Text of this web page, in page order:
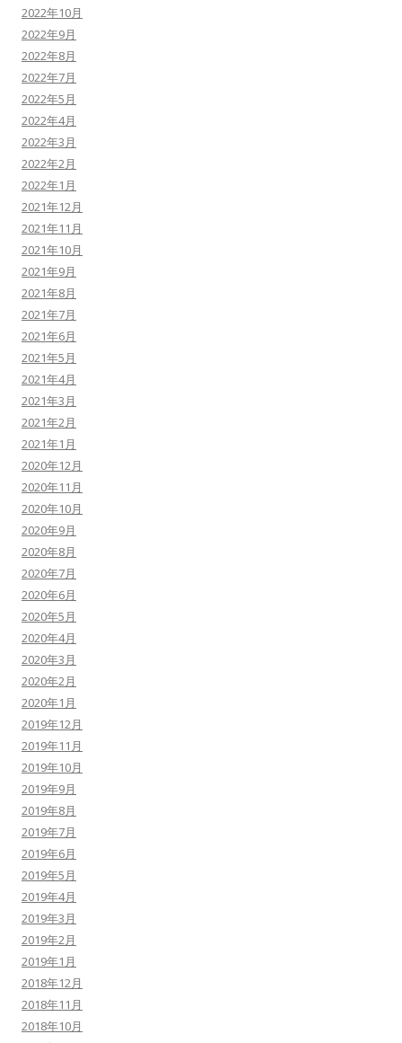
2022年10月
2022年9月
2022年8月
2022年7月
2022年5月
2022年4月
2022年3月
2022年2月
2022年1月
2021年12月
2021年11月
2021年10月
2021年9月
2021年8月
2021年7月
2021年6月
2021年5月
2021年4月
2021年3月
2021年2月
2021年1月
2020年12月
2020年11月
2020年10月
2020年9月
2020年8月
2020年7月
2020年6月
2020年5月
2020年4月
2020年3月
2020年2月
2020年1月
2019年12月
2019年11月
2019年10月
2019年9月
2019年8月
2019年7月
2019年6月
2019年5月
2019年4月
2019年3月
2019年2月
2019年1月
2018年12月
2018年11月
2018年10月